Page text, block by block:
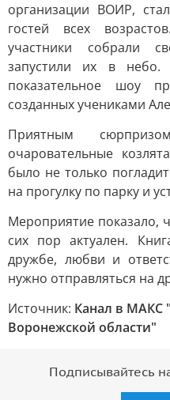
организации ВОИР,
гостей всех
участники собрали
запустили их в небо.
показательное шоу
созданных учениками
Приятным
очаровательные
было не только
на прогулку по парку и
Мероприятие показало,
сих пор актуален.
дружбе, любви и
нужно отправляться на
Источник: Канал в МАКС
Воронежской области"
Подписывайтесь